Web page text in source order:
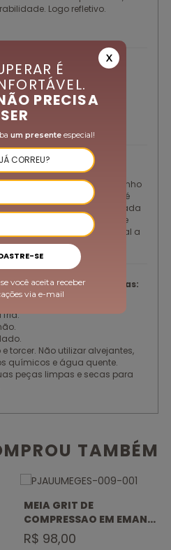
Logo refletivo.
Elastano
de estamparia, o desenho
dessa maneira a estampa é
diferente e única em cada
se posiciona numa parte
é, nenhuma peça será igual a
peças com essas dicas:
fria.
torcer. Não utilizar alvejantes,
químicos e água quente.
peças limpas e secas para
TAMBÉM
MEIA GRIT DE
COMPRESSAO EM EMANA
CANO BAIXO
R$ 98,00
X
É
PRECISA
SER
um presente especial!
SE
você aceita receber
via e-mail